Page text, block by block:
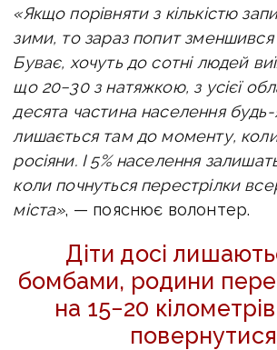
«Якщо порівняти з кількістю
зими, то зараз попит зменшився
Буває, хочуть до сотні людей
що 20−30 з натяжкою, з усієї
десята частина населення будь-
лишається там до моменту,
росіяни. І 5% населення
коли почнуться перестрілки
міста», — пояснює волонтер.
Діти досі
бомбами, родини
на 15−20 кілометрів
повернутися